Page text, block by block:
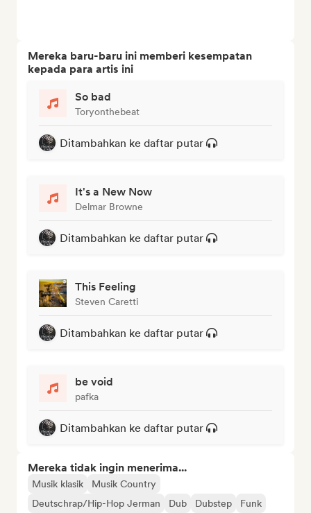
Mereka baru-baru ini memberi kesempatan
kepada para artis ini
So bad
Toryonthebeat
Ditambahkan ke daftar putar
It's a New Now
Delmar Browne
Ditambahkan ke daftar putar
This Feeling
Steven Caretti
Ditambahkan ke daftar putar
be void
pafka
Ditambahkan ke daftar putar
Mereka tidak ingin menerima...
Musik klasik
Musik Country
Deutschrap/Hip-Hop Jerman
Dub Dubstep Funk